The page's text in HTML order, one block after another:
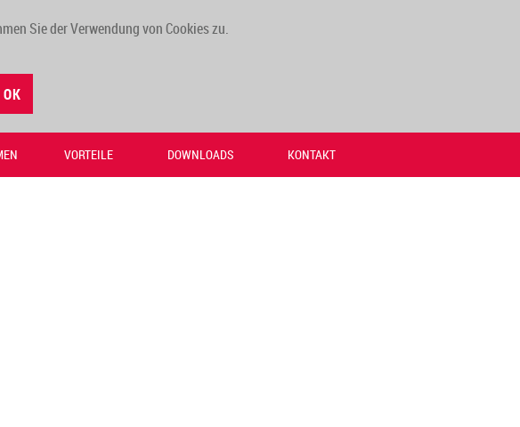
Sie der Verwendung von Cookies zu.
OK
VORTEILE DOWNLOADS KONTAKT